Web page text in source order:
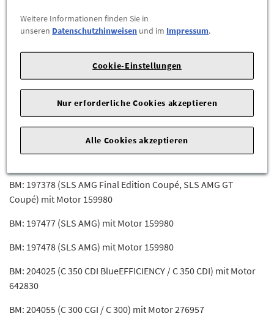
BM: 166055 (ML 300 4MATIC) mit Motor 276955
BM: 166057 (ML/GLE 350 4MATIC) mit Motor 276955
BM: 166058 (ML/GLE 350) mit Motor 276955
BM: 172457 (SLK 350 BlueEFFICIENCY Roadster / SLC 350
BM: 197377 (SLS AMG Black Series, SLS AMG Coupé) mit Motor
BM: 197378 (SLS AMG Final Edition Coupé, SLS AMG GT
Coupé) mit Motor 159980
BM: 197477 (SLS AMG) mit Motor 159980
BM: 197478 (SLS AMG) mit Motor 159980
BM: 204025 (C 350 CDI BlueEFFICIENCY / C 350 CDI) mit Motor
642830
BM: 204055 (C 300 CGI / C 300) mit Motor 276957
Weitere Informationen finden Sie in
unseren Datenschutzhinweisen und im Impressum.
Cookie-Einstellungen
Nur erforderliche Cookies akzeptieren
Alle Cookies akzeptieren